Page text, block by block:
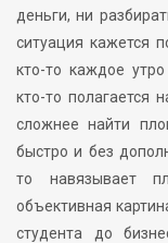
деньги, ни
ситуация кажется
кто-то каждое
кто-то полагается
сложнее найти
быстро и без
то навязывает
объективная
студента до